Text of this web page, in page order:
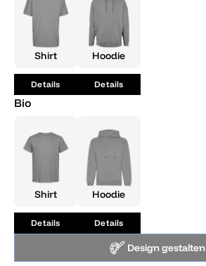
Shirt
Details
Hoodie
Details
Bio
Shirt
Details
Hoodie
Details
Design gestalten